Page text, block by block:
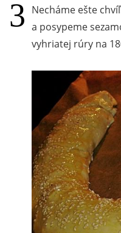
Necháme ešte
a posypeme
vyhriatej rúry na